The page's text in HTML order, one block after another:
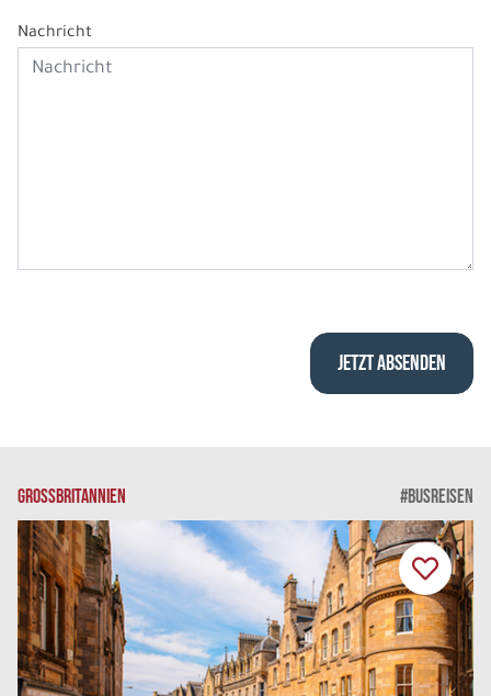
Nachricht
GROSSBRITANNIEN #BUSREISEN